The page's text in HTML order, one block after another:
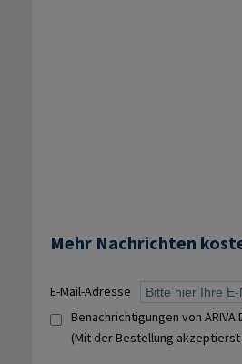
Mehr Nachrichten
E-Mail-Adresse
Benachrichtigungen von
(Mit der Bestellung akzeptierst